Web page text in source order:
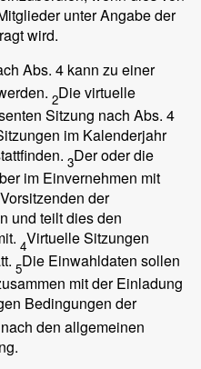
unter Angabe der
wird.
Abs. 4 kann zu einer
2Die virtuelle
Sitzung nach Abs. 4
im Kalenderjahr
3Der oder die
im Einvernehmen mit
der
und teilt dies den
4Virtuelle Sitzungen
5Die Einwahldaten sollen
mit der Einladung
Bedingungen der
den allgemeinen